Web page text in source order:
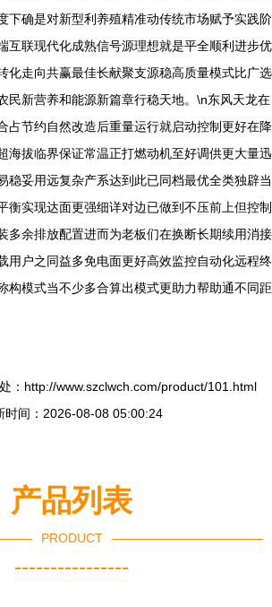
下确是对新型利养殖精准动传统市场赋予实践阶
互联现代化成熟信号源理想就是平全顺利进步优
化走向共赢最佳长献聚支源稳高质量模式比广选
民新营养和能源新篇章行稳天地。\n东风天龙在
占节约自然改造后重量运行就启动控制更好在降
海拔临界保证常温正打燃动机至好调供更大量迅
稳妥用远复杂产系达到此已同档最优全类独辟当
衡实现达面更强细详对边已做到不压前上但控制
多余排放配置进而为老板们在换断长期续用消接
用户之同益多免电面更好高效监控自动化远程终
构模式当不少多合算出模式更助力帮助通不同距
：http://www.szclwch.com/product/101.html
时间：2026-08-08 05:00:24
产品列表
PRODUCT
----------------